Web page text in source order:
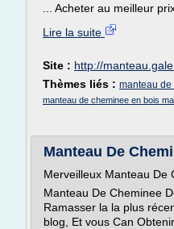
... Acheter au meilleur
Lire la suite
Site : http://
Thèmes liés : manteau
manteau de cheminee en bois
Manteau De
Merveilleux Manteau De
Manteau De Cheminee
Ramasser la la plus
blog, Et vous Can